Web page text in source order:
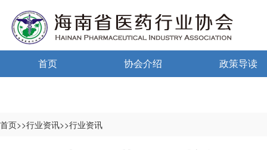
首页 协会介绍 政策导读
首页>>行业资讯>>行业资讯